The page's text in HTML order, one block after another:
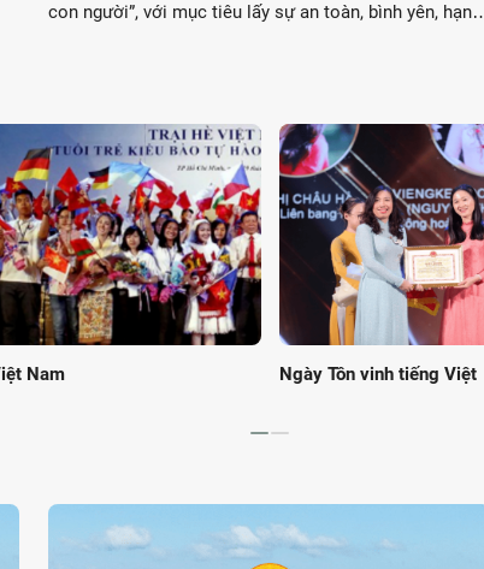
con người”, với mục tiêu lấy sự an toàn, bình yên, hạnh
Nam Ngày Tôn vinh tiếng Việt